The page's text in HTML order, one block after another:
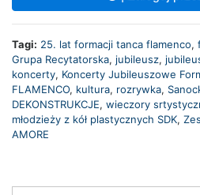
Tagi: 25. lat formacji tanca flamenco,
Grupa Recytatorska, jubileusz,
koncerty, Koncerty Jubileuszowe
FLAMENCO, kultura, rozrywka,
DEKONSTRUKCJE, wieczory
młodzieży z kół plastycznych SDK,
AMORE